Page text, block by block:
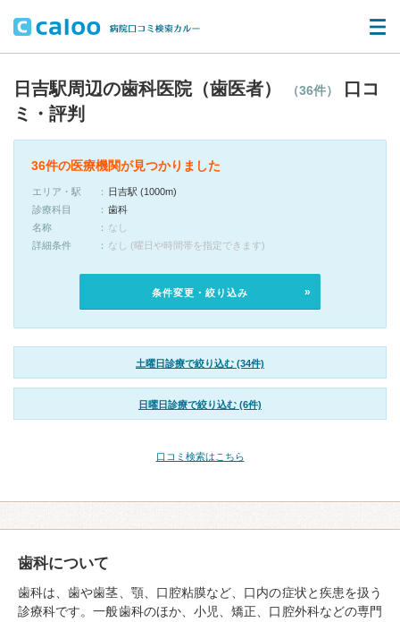
日吉駅周辺の歯科医院（歯医者） （36件）
口コ
ミ・評判
36件の医療機関が見つかりました
エリア・駅
日吉駅 (1000m)
診療科目
歯科
名称
なし
詳細条件
なし (曜日や時間帯を指定できます)
条件変更・絞り込み
土曜日診療で絞り込む (34件)
日曜日診療で絞り込む (6件)
口コミ検索はこちら
歯科について
歯科は、歯や歯茎、顎、口腔粘膜など、口内の症状と疾患を扱う
診療科です。一般歯科のほか、小児、矯正、口腔外科などの専門